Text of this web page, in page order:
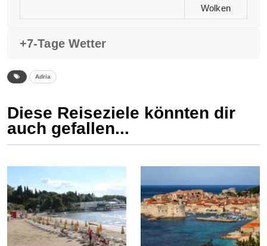
Wolken
+7-Tage Wetter
Adria
Diese Reiseziele könnten dir
auch gefallen...